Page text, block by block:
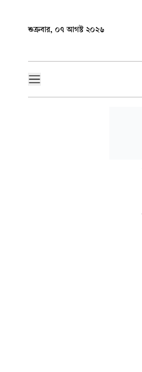
শুক্রবার, ০৭ আগস্ট ২০২৬